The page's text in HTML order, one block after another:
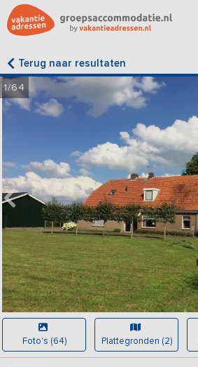
Terug naar resultaten
1/64
Foto's (64) Plattegronden (2)